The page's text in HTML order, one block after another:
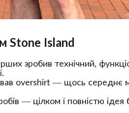
Stone Island
зробив технічний,
overshirt — щось середнє
— цілком і повністю